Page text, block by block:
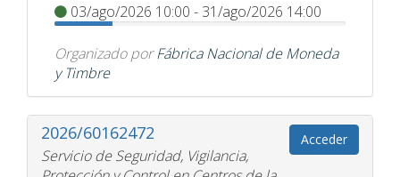
03/ago/2026 10:00 - 31/ago/2026 14:00
Organizado por Fábrica Nacional de Moneda
y Timbre
2026/60162472
Servicio de Seguridad, Vigilancia,
Acceder